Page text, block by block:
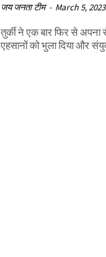
जय जनता टीम - March 5, 2023
तुर्की ने एक बार फिर से
एहसानों को भुला दिया और